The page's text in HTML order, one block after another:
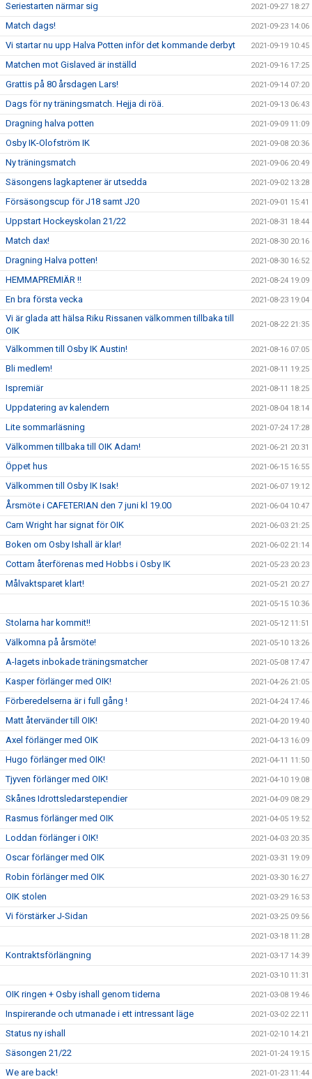
Seriestarten närmar sig 2021-09-27 18:27
Match dags! 2021-09-23 14:06
Vi startar nu upp Halva Potten inför det kommande derbyt 2021-09-19 10:45
Matchen mot Gislaved är inställd 2021-09-16 17:25
Grattis på 80 årsdagen Lars! 2021-09-14 07:20
Dags för ny träningsmatch. Hejja di röä. 2021-09-13 06:43
Dragning halva potten 2021-09-09 11:09
Osby IK-Olofström IK 2021-09-08 20:36
Ny träningsmatch 2021-09-06 20:49
Säsongens lagkaptener är utsedda 2021-09-02 13:28
Försäsongscup för J18 samt J20 2021-09-01 15:41
Uppstart Hockeyskolan 21/22 2021-08-31 18:44
Match dax! 2021-08-30 20:16
Dragning Halva potten! 2021-08-30 16:52
HEMMAPREMIÄR !! 2021-08-24 19:09
En bra första vecka 2021-08-23 19:04
Vi är glada att hälsa Riku Rissanen välkommen tillbaka till
OIK
2021-08-22 21:35
Välkommen till Osby IK Austin! 2021-08-16 07:05
Bli medlem! 2021-08-11 19:25
Ispremiär 2021-08-11 18:25
Uppdatering av kalendern 2021-08-04 18:14
Lite sommarläsning 2021-07-24 17:28
Välkommen tillbaka till OIK Adam! 2021-06-21 20:31
Öppet hus 2021-06-15 16:55
Välkommen till Osby IK Isak! 2021-06-07 19:12
Årsmöte i CAFETERIAN den 7 juni kl 19.00 2021-06-04 10:47
Cam Wright har signat för OIK 2021-06-03 21:25
Boken om Osby Ishall är klar! 2021-06-02 21:14
Cottam återförenas med Hobbs i Osby IK 2021-05-23 20:23
Målvaktsparet klart! 2021-05-21 20:27
2021-05-15 10:36
Stolarna har kommit!! 2021-05-12 11:51
Välkomna på årsmöte! 2021-05-10 13:26
A-lagets inbokade träningsmatcher 2021-05-08 17:47
Kasper förlänger med OIK! 2021-04-26 21:05
Förberedelserna är i full gång ! 2021-04-24 17:46
Matt återvänder till OIK! 2021-04-20 19:40
Axel förlänger med OIK 2021-04-13 16:09
Hugo förlänger med OIK! 2021-04-11 11:50
Tjyven förlänger med OIK! 2021-04-10 19:08
Skånes Idrottsledarstependier 2021-04-09 08:29
Rasmus förlänger med OIK 2021-04-05 19:52
Loddan förlänger i OIK! 2021-04-03 20:35
Oscar förlänger med OIK 2021-03-31 19:09
Robin förlänger med OIK 2021-03-30 16:27
OIK stolen 2021-03-29 16:53
Vi förstärker J-Sidan 2021-03-25 09:56
2021-03-18 11:28
Kontraktsförlängning 2021-03-17 14:39
2021-03-10 11:31
OIK ringen + Osby ishall genom tiderna 2021-03-08 19:46
Inspirerande och utmanade i ett intressant läge 2021-03-02 22:11
Status ny ishall 2021-02-10 14:21
Säsongen 21/22 2021-01-24 19:15
We are back! 2021-01-23 11:44